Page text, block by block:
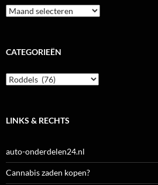
Archieven
CATEGORIEËN
Categorieën
LINKS & RECHTS
auto-onderdelen24.nl
Cannabis zaden kopen?